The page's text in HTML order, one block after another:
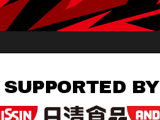
SUPPORTED BY